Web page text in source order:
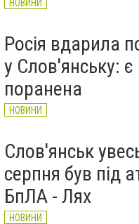
НОВИНИ
Росія вдарила
у Слов'янську: є
поранена
НОВИНИ
Слов'янськ
серпня був під
БпЛА - Лях
НОВИНИ